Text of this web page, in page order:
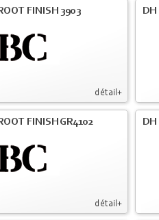
détail+
FINISH 3903 DH
détail+
FINISH GR4102 DH